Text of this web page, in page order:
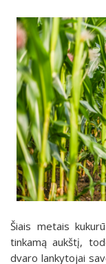
Šiais metais
tinkamą aukštį,
dvaro lankytojai